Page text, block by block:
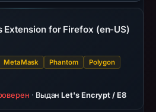
the
Extension for Firefox (en-US)
MetaMask Phantom
Polygon
· ВыданLet's Encrypt / E8